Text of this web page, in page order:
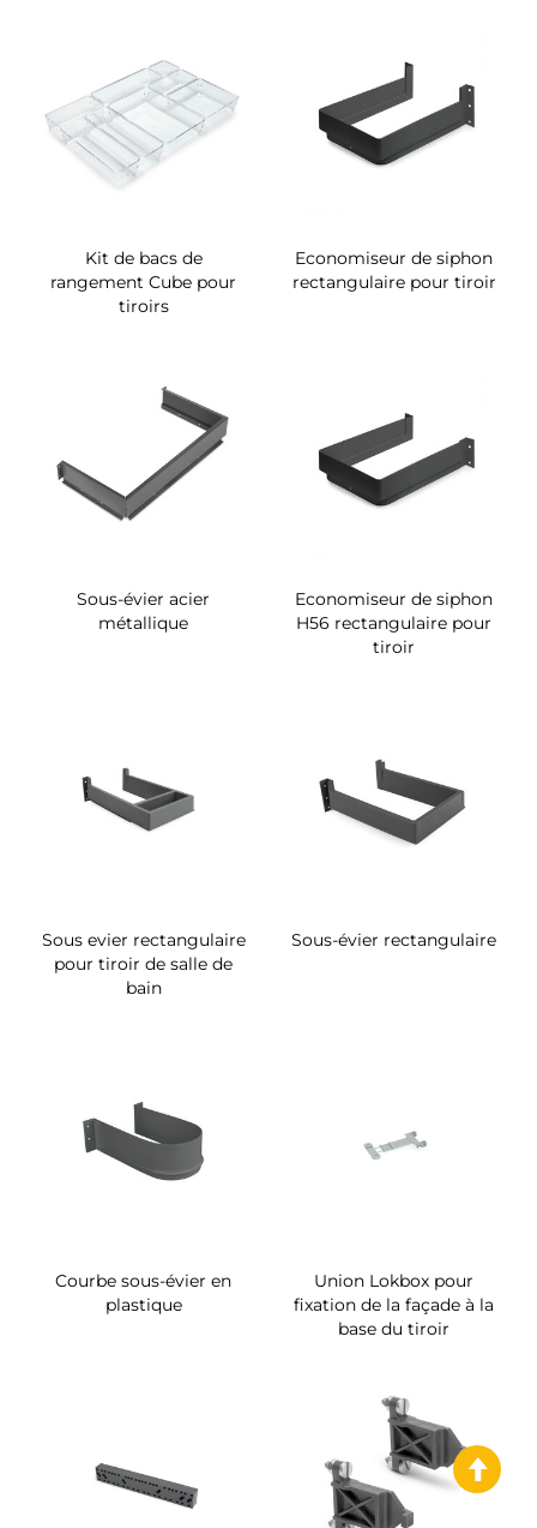
Kit de bacs de
rangement Cube pour
tiroirs
Economiseur de siphon
rectangulaire pour tiroir
Sous-évier acier
métallique
Economiseur de siphon
H56 rectangulaire pour
tiroir
Sous evier rectangulaire
pour tiroir de salle de
bain
Sous-évier rectangulaire
Courbe sous-évier en
plastique
Union Lokbox pour
fixation de la façade à la
base du tiroir